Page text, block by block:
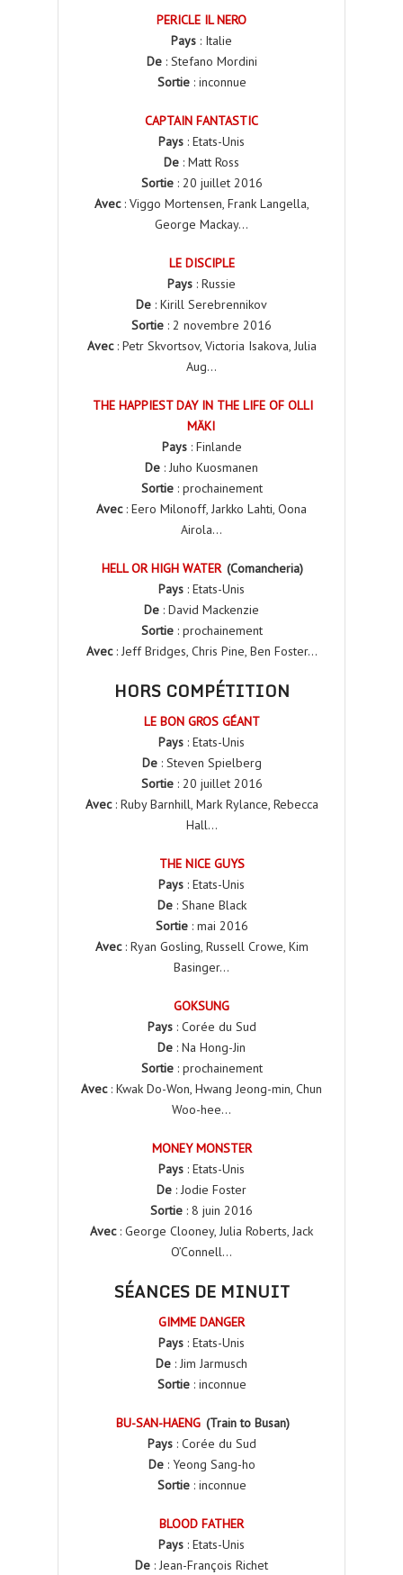
PERICLE IL NERO
Pays : Italie
De: Stefano Mordini
Sortie: inconnue
CAPTAIN FANTASTIC
Pays : Etats-Unis
De : Matt Ross
Sortie: 20 juillet 2016
Avec: Viggo Mortensen, Frank Langella,
George Mackay…
LE DISCIPLE
Pays : Russie
De : Kirill Serebrennikov
Sortie : 2 novembre 2016
Avec: Petr Skvortsov, Victoria Isakova, Julia
Aug…
THE HAPPIEST DAY IN THE LIFE OF OLLI
MÄKI
Pays: Finlande
De : Juho Kuosmanen
Sortie: prochainement
Avec: Eero Milonoff, Jarkko Lahti, Oona
Airola…
HELL OR HIGH WATER (Comancheria)
Pays : Etats-Unis
De : David Mackenzie
Sortie: prochainement
Avec: Jeff Bridges, Chris Pine, Ben Foster…
HORS COMPÉTITION
LE BON GROS GÉANT
Pays : Etats-Unis
De: Steven Spielberg
Sortie: 20 juillet 2016
Avec: Ruby Barnhill, Mark Rylance, Rebecca
Hall…
THE NICE GUYS
Pays : Etats-Unis
De: Shane Black
Sortie: mai 2016
Avec: Ryan Gosling, Russell Crowe, Kim
Basinger…
GOKSUNG
Pays: Corée du Sud
De : Na Hong-Jin
Sortie: prochainement
Avec: Kwak Do-Won, Hwang Jeong-min, Chun
Woo-hee…
MONEY MONSTER
Pays : Etats-Unis
De : Jodie Foster
Sortie : 8 juin 2016
Avec: George Clooney, Julia Roberts, Jack
O’Connell…
SÉANCES DE MINUIT
GIMME DANGER
Pays : Etats-Unis
De : Jim Jarmusch
Sortie: inconnue
BU-SAN-HAENG (Train to Busan)
Pays: Corée du Sud
De: Yeong Sang-ho
Sortie: inconnue
BLOOD FATHER
Pays : Etats-Unis
De : Jean-François Richet